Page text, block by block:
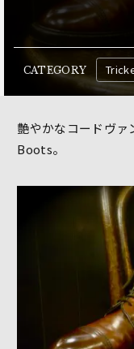
CATEGORY
艶やかなコードヴ
Boots。